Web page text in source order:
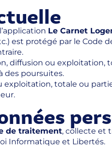
Le Carnet
est protégé par le
diffusion ou exploitation,
des poursuites.
totale ou
de traitement, collecte et
Informatique et Libertés.